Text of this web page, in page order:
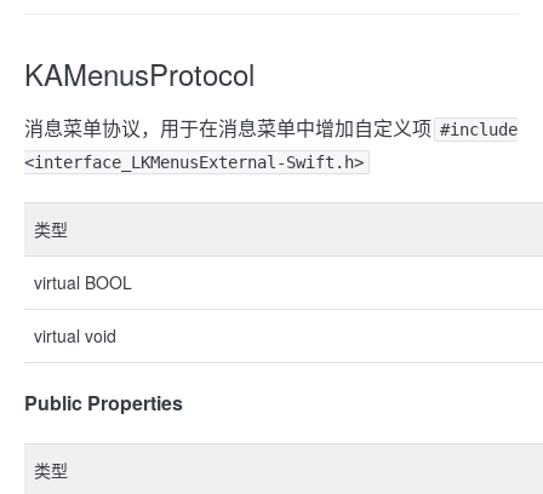
KAMenusProtocol
消息菜单协议，用于在消息菜单中增加自定义项 #include
<interface_LKMenusExternal-Swift.h>
类型
virtual BOOL
virtual void
Public Properties
类型